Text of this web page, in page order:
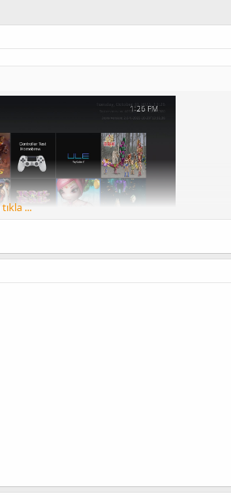
olduğunun kanıtıdır. yapımı oldukça basit.
...